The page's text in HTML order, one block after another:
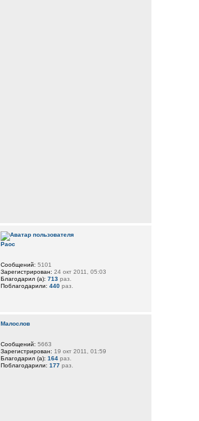
Раос
Сообщений: 5101
Зарегистрирован: 24 окт 2011, 05:03
Благодарил (а): 713раз.
Поблагодарили: 440раз.
Малослов
Сообщений: 5663
Зарегистрирован: 19 окт 2011, 01:59
Благодарил (а): 164раз.
Поблагодарили: 177раз.